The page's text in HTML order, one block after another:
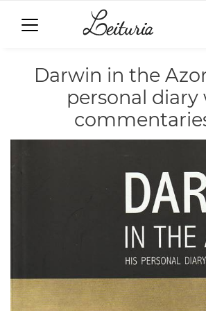
Darwin in the
personal diary